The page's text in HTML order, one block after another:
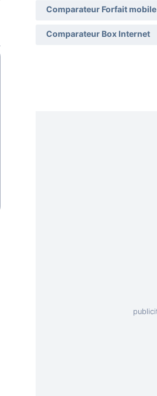
Comparateur Forfait mobile
Comparateur Box Internet